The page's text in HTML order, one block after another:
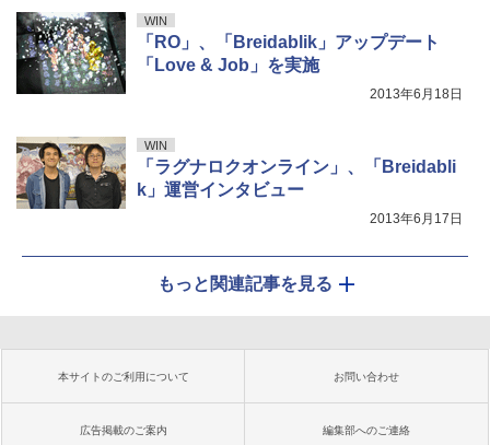
WIN
「RO」、「Breidablik」アップデート
「Love & Job」を実施
2013年6月18日
WIN
「ラグナロクオンライン」、「Breidabli
k」運営インタビュー
2013年6月17日
もっと関連記事を見る
本サイトのご利用について お問い合わせ
広告掲載のご案内 編集部へのご連絡